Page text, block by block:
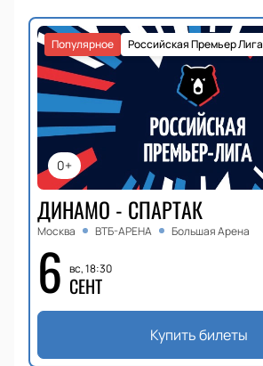
0+
Российская Премьер Лига
Популярное
ДИНАМО - СПАРТАК
Москва ВТБ-АРЕНА Большая Арена
6 вс, 18:30
СЕНТ
Купить билеты